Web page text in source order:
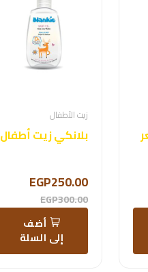
زيت الأطفال
بلانكي زيت أطفال
EGP250.00
EGP300.00
أضف
إلى السلة